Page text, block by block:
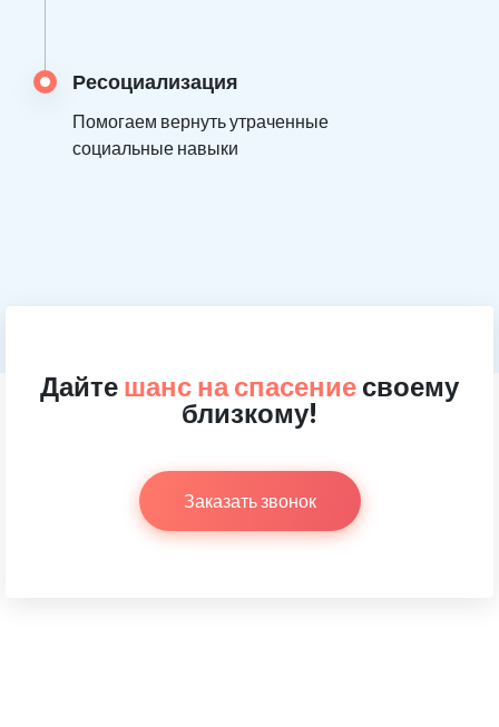
Ресоциализация
Помогаем вернуть утраченные
социальные навыки
Дайте шанс на спасение своему
близкому!
Заказать звонок